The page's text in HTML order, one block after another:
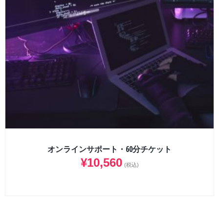
オンラインサポート・60分チケット
¥10,560 (税込)